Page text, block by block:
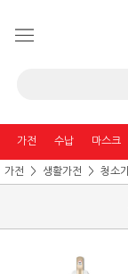
가전 수납 마스크
가전 생활가전 청소기